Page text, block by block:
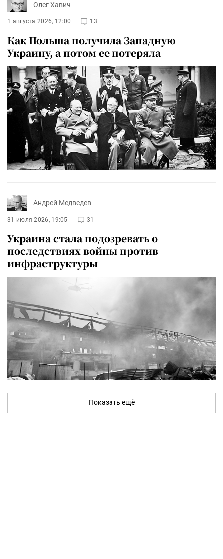
Олег Хавич
1 августа 2026, 12:00 13
Как Польша получила Западную
Украину, а потом ее потеряла
Андрей Медведев
31 июля 2026, 19:05 31
Украина стала подозревать о
последствиях войны против
инфраструктуры
Показать ещё